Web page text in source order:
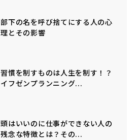
部下の名を呼び捨てにする人の心
理とその影響
習慣を制すものは人生を制す！？
イフゼンプランニング...
頭はいいのに仕事ができない人の
残念な特徴とは？その...